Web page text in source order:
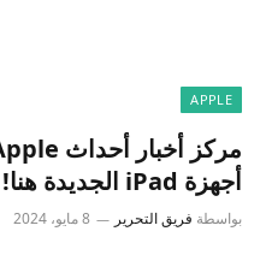
APPLE
أجهزة iPad الجديدة هنا!
بواسطة فريق التحرير 8 مايو، 2024